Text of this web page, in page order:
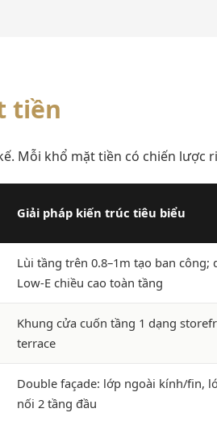
tiền
Mỗi khổ mặt tiền có chiến
Giải pháp kiến trúc tiêu biểu
Lùi tầng trên 0.8–1m tạo ban
Low-E chiều cao toàn tầng
Khung cửa cuốn tầng 1 dạng
terrace
Double façade: lớp ngoài kính/fin,
nối 2 tầng đầu